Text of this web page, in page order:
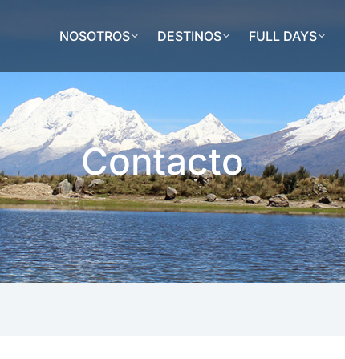
NOSOTROS DESTINOS FULL DAYS
Contacto